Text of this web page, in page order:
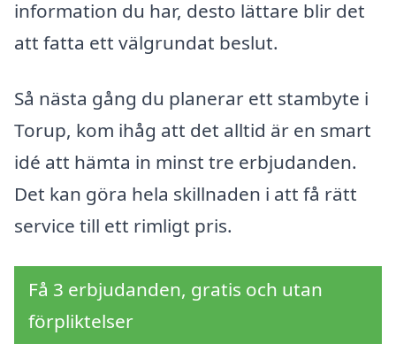
information du har, desto lättare blir det
att fatta ett välgrundat beslut.
Så nästa gång du planerar ett stambyte i
Torup, kom ihåg att det alltid är en smart
idé att hämta in minst tre erbjudanden.
Det kan göra hela skillnaden i att få rätt
service till ett rimligt pris.
Få 3 erbjudanden, gratis och utan
förpliktelser